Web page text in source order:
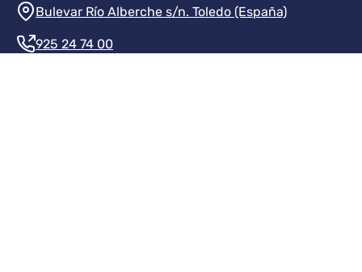
Información de la institución
Bulevar Río Alberche s/n. Toledo (España)
925 24 74 00